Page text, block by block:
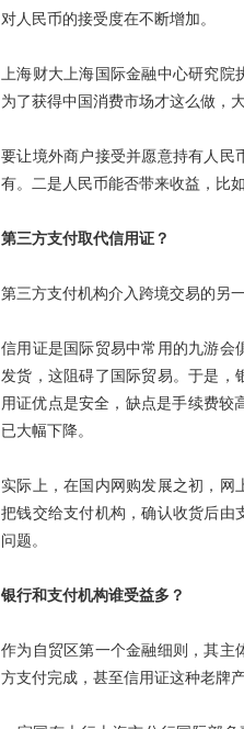
对人民币的接受度在不断增加。
上海财大上海国际金融中心研究
为了获得中国消费市场才这么做，
要让境外商户接受并愿意持有人民
有。二是人民币能否带来收益，比
第三方支付取代信用证？
第三方支付机构介入跨境交易的另
信用证是国际贸易中常用的九游会
发货，这阻碍了国际贸易。于是，
用证优点是安全，缺点是手续费
已大幅下降。
实际上，在国内网购发展之初，网
把钱交给支付机构，确认收货后由
问题。
银行和支付机构谁受益多？
作为自贸区第一个金融细则，其主
方支付完成，甚至信用证这种老牌